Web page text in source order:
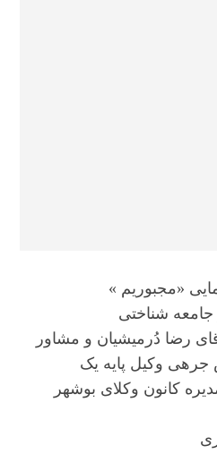
«مجبوریم »
شناختی
رضا دُرمیشیان و مشاور
وکیل پایه یک
کانون وکلای بوشهر